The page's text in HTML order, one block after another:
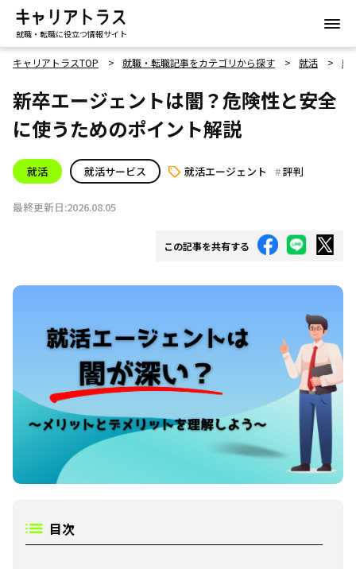
就職・転職に役立つ情報サイト
キャリアトラスTOP 就職・転職記事をカテゴリから探す 就活 就
新卒エージェントは闇？危険性と安全
に使うためのポイント解説
就活 就活サービス 就活エージェント 評判
最終更新日:2026.08.05
この記事を共有する
目次